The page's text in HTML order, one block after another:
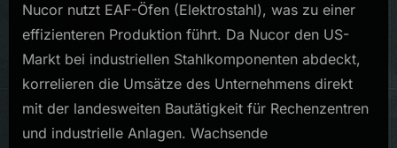
Nucor nutzt EAF-Öfen (Elektrostahl), was zu einer
effizienteren Produktion führt. Da Nucor den US-
Markt bei industriellen Stahlkomponenten abdeckt,
korrelieren die Umsätze des Unternehmens direkt
mit der landesweiten Bautätigkeit für Rechenzentren
und industrielle Anlagen. Wachsende